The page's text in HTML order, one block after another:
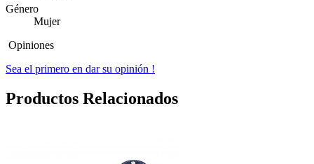
Género
Mujer
Opiniones
Sea el primero en dar su opinión !
Productos Relacionados